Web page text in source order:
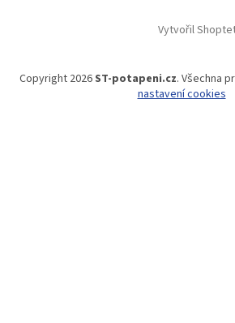
Vytvořil
Copyright 2026ST-potapeni.cz. Všechna
nastavení cookies